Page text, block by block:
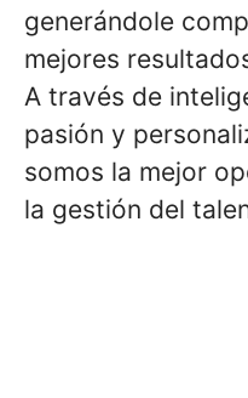
generándole
mejores
A través de
pasión y
somos la mejor
la gestión del